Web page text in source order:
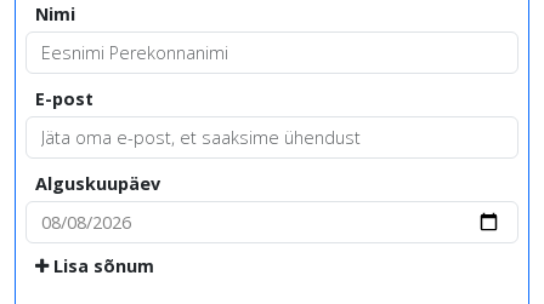
Nimi
E-post
Alguskuupäev
Lisa sõnum